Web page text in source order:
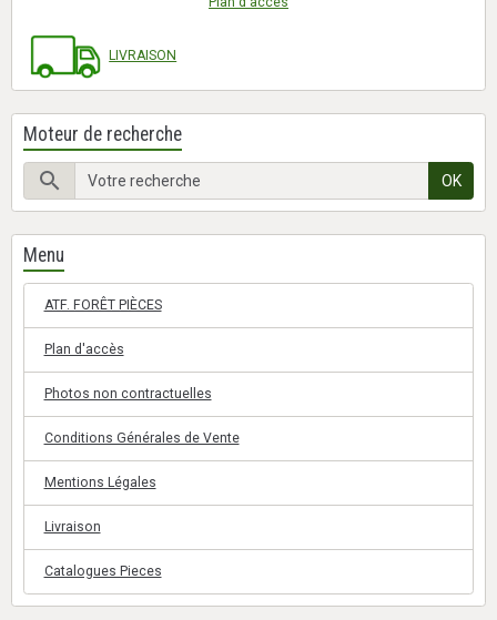
LIVRAISON
Moteur de recherche
OK
Menu
ATF. FORÊT PIÈCES
Plan d'accès
Photos non contractuelles
Conditions Générales de Vente
Mentions Légales
Livraison
Catalogues Pieces